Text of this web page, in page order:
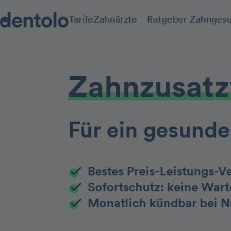
TarifeZahnärzte Ratgeber
Für ein
Bestes Preis-Leistungs-
Sofortschutz: keine
Monatlich kündbar bei